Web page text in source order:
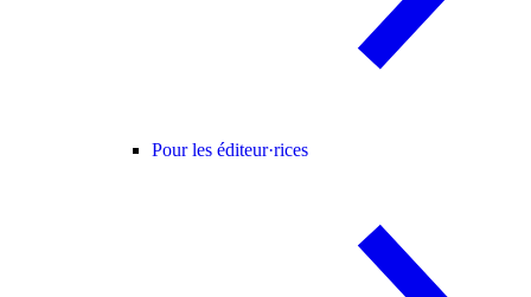
Pour les éditeur·rices